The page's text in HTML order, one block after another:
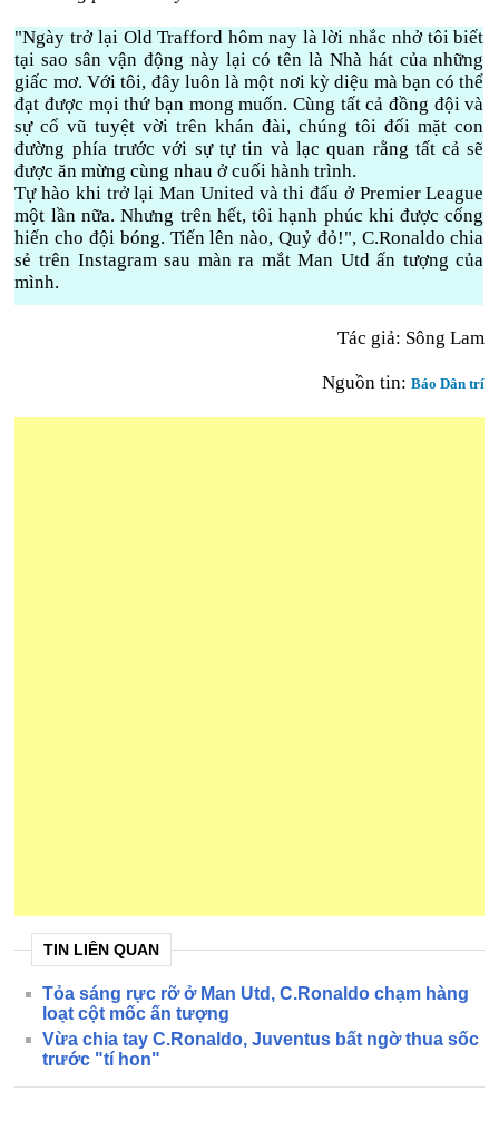
"Ngày trở lại Old Trafford hôm nay là lời nhắc nhở tôi biết
tại sao sân vận động này lại có tên là Nhà hát của những
giấc mơ. Với tôi, đây luôn là một nơi kỳ diệu mà bạn có thể
đạt được mọi thứ bạn mong muốn. Cùng tất cả đồng đội và
sự cổ vũ tuyệt vời trên khán đài, chúng tôi đối mặt con
đường phía trước với sự tự tin và lạc quan rằng tất cả sẽ
được ăn mừng cùng nhau ở cuối hành trình.
Tự hào khi trở lại Man United và thi đấu ở Premier League
một lần nữa. Nhưng trên hết, tôi hạnh phúc khi được cống
hiến cho đội bóng. Tiến lên nào, Quỷ đỏ!", C.Ronaldo chia
sẻ trên Instagram sau màn ra mắt Man Utd ấn tượng của
mình.
Tác giả: Sông Lam
Nguồn tin: Báo Dân trí
TIN LIÊN QUAN
Tỏa sáng rực rỡ ở Man Utd, C.Ronaldo chạm hàng
loạt cột mốc ấn tượng
Vừa chia tay C.Ronaldo, Juventus bất ngờ thua sốc
trước "tí hon"